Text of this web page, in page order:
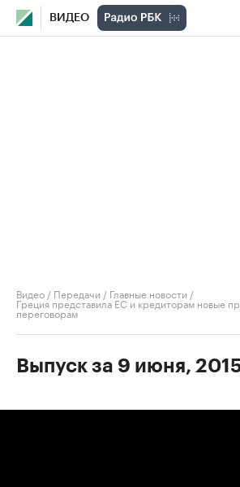
ВИДЕО
Видео / Передачи / Главные новости /
Греция представила ЕС и кредиторам новые
переговорам
Выпуск за 9 июня,